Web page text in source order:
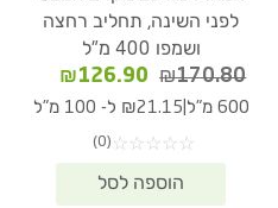
לפני השינה, תחליב רחצה
ושמפו 400 מ"ל
₪170.80
המחיר
המקורי
₪170.80.
₪126.90
המחיר
הנוכחי
600 מ"ל ₪21.15 ל- 100 מ"ל
☆
☆
☆
☆
☆
(0)